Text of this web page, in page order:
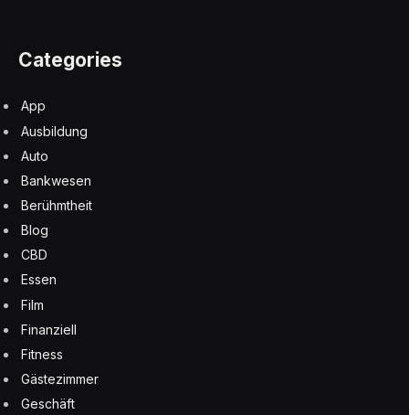
Categories
App
Ausbildung
Auto
Bankwesen
Berühmtheit
Blog
CBD
Essen
Film
Finanziell
Fitness
Gästezimmer
Geschäft